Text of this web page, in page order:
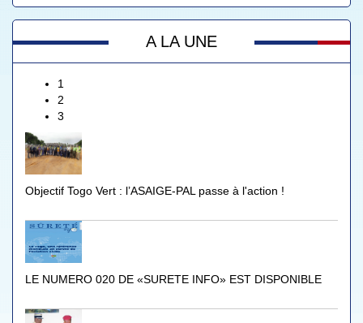
A LA UNE
1
2
3
Objectif Togo Vert : l’ASAIGE-PAL passe à l'action !
LE NUMERO 020 DE «SURETE INFO» EST DISPONIBLE